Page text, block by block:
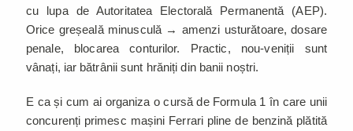
cu lupa de Autoritatea Electorală Permanentă (AEP).
Orice greșeală minusculă → amenzi usturătoare, dosare
penale, blocarea conturilor. Practic, nou-veniții sunt
vânați, iar bătrânii sunt hrăniți din banii noștri.
E ca și cum ai organiza o cursă de Formula 1 în care unii
concurenți primesc mașini Ferrari pline de benzină plătită